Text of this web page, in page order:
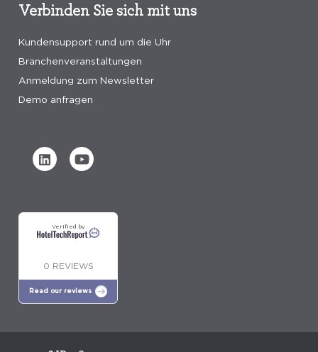
Verbinden Sie sich mit uns
Kundensupport rund um die Uhr
Branchenveranstaltungen
Anmeldung zum Newsletter
Demo anfragen
Verified by
0 REVIEWS
Read our reviews